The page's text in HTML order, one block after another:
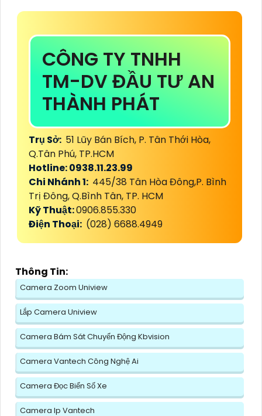
CÔNG TY TNHH
TM-DV ĐẦU TƯ AN
THÀNH PHÁT
Trụ Sở: 51 Lũy Bán Bích, P. Tân Thới Hòa,
Q.Tân Phú, TP.HCM
Hotline: 0938.11.23.99
Chi Nhánh 1: 445/38 Tân Hòa Đông,P. Bình
Trị Đông, Q.Bình Tân, TP. HCM
Kỹ Thuật:0906.855.330
Điện Thoại: (028) 6688.4949
Thông Tin:
Camera Zoom Uniview
Lắp Camera Uniview
Camera Bám Sát Chuyển Động Kbvision
Camera Vantech Công Nghệ Ai
Camera Đọc Biển Số Xe
Camera Ip Vantech